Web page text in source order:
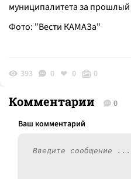
муниципалитета за прошлый
Фото: "Вести КАМАЗа"
393 0 0 0
Комментарии 0